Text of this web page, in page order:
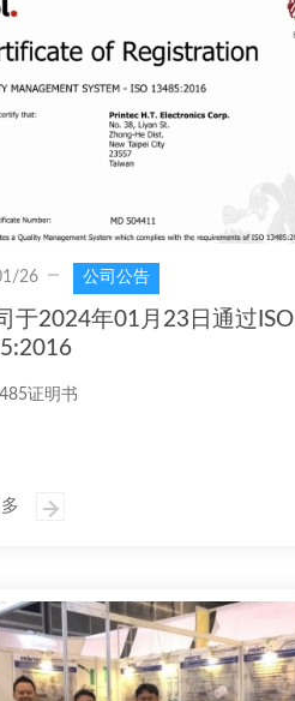
26 公司公告
于2024年01月23日通过ISO
证明书